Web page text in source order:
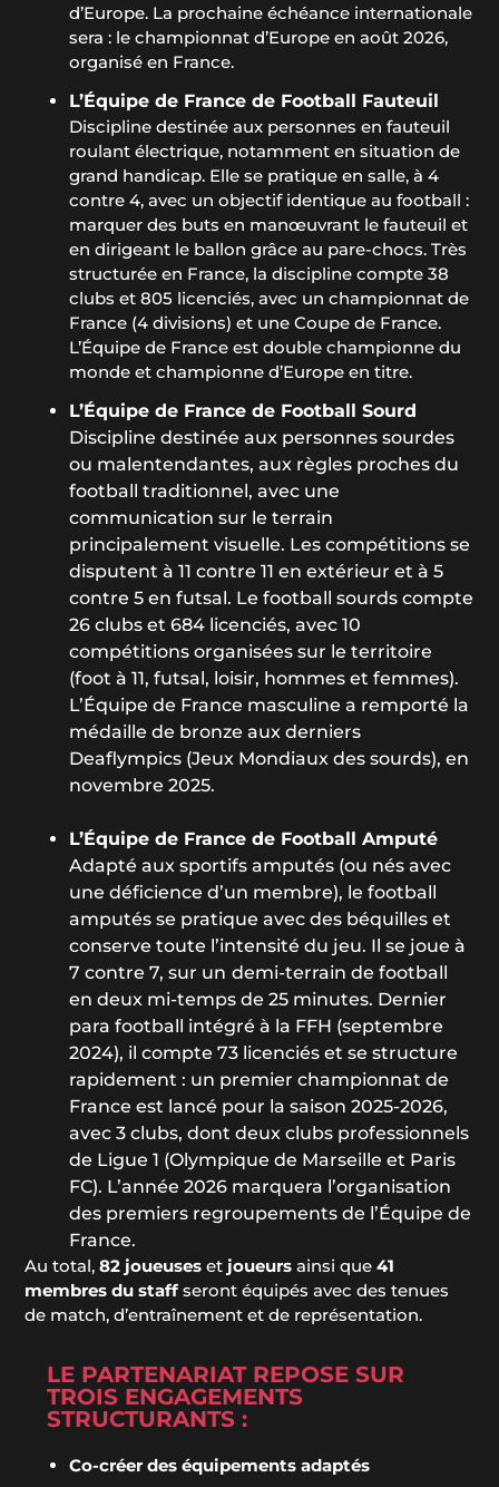
d’Europe. La prochaine échéance internationale
sera : le championnat d’Europe en août 2026,
organisé en France.
L’Équipe de France de Football Fauteuil
Discipline destinée aux personnes en fauteuil
roulant électrique, notamment en situation de
grand handicap. Elle se pratique en salle, à 4
contre 4, avec un objectif identique au football :
marquer des buts en manœuvrant le fauteuil et
en dirigeant le ballon grâce au pare-chocs. Très
structurée en France, la discipline compte 38
clubs et 805 licenciés, avec un championnat de
France (4 divisions) et une Coupe de France.
L’Équipe de France est double championne du
monde et championne d’Europe en titre.
L’Équipe de France de Football Sourd
Discipline destinée aux personnes sourdes
ou malentendantes, aux règles proches du
football traditionnel, avec une
communication sur le terrain
principalement visuelle. Les compétitions se
disputent à 11 contre 11 en extérieur et à 5
contre 5 en futsal. Le football sourds compte
26 clubs et 684 licenciés, avec 10
compétitions organisées sur le territoire
(foot à 11, futsal, loisir, hommes et femmes).
L’Équipe de France masculine a remporté la
médaille de bronze aux derniers
Deaflympics (Jeux Mondiaux des sourds), en
novembre 2025.
L’Équipe de France de Football Amputé
Adapté aux sportifs amputés (ou nés avec
une déficience d’un membre), le football
amputés se pratique avec des béquilles et
conserve toute l’intensité du jeu. Il se joue à
7 contre 7, sur un demi-terrain de football
en deux mi-temps de 25 minutes. Dernier
para football intégré à la FFH (septembre
2024), il compte 73 licenciés et se structure
rapidement : un premier championnat de
France est lancé pour la saison 2025-2026,
avec 3 clubs, dont deux clubs professionnels
de Ligue 1 (Olympique de Marseille et Paris
FC). L’année 2026 marquera l’organisation
des premiers regroupements de l’Équipe de
France.
Au total,82 joueuses et joueurs ainsi que41
membres du staffseront équipés avec des tenues
de match, d’entraînement et de représentation.
LE PARTENARIAT REPOSE SUR
TROIS ENGAGEMENTS
STRUCTURANTS :
Co-créer des équipements adaptés